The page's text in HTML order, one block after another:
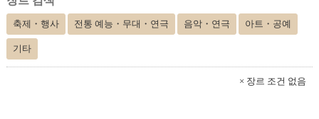
축제・행사 전통 예능・무대・연극 음악・연극 아트・공예
기타
× 장르 조건 없음